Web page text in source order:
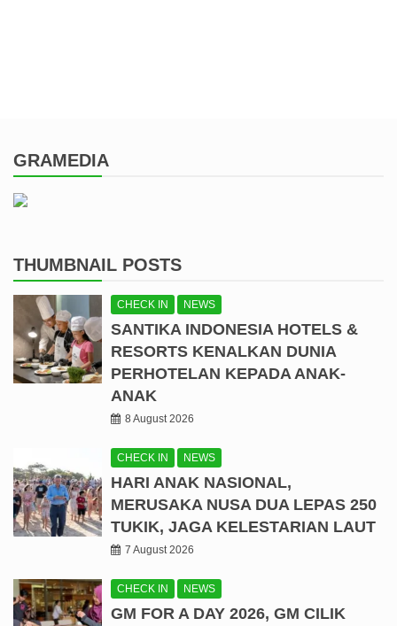
GRAMEDIA
THUMBNAIL POSTS
CHECK IN NEWS
SANTIKA INDONESIA HOTELS &
RESORTS KENALKAN DUNIA
PERHOTELAN KEPADA ANAK-
ANAK
8 August 2026
CHECK IN NEWS
HARI ANAK NASIONAL,
MERUSAKA NUSA DUA LEPAS 250
TUKIK, JAGA KELESTARIAN LAUT
7 August 2026
CHECK IN NEWS
GM FOR A DAY 2026, GM CILIK